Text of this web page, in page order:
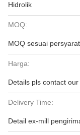
Hidrolik
MOQ:
MOQ sesuai
Harga:
Details pls contact
Delivery Time:
Detail ex-mill